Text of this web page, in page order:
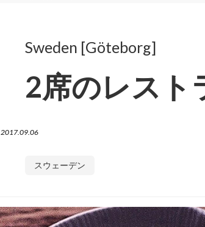
Sweden [Göteborg]
2席のレスト
2017.09.06
スウェーデン